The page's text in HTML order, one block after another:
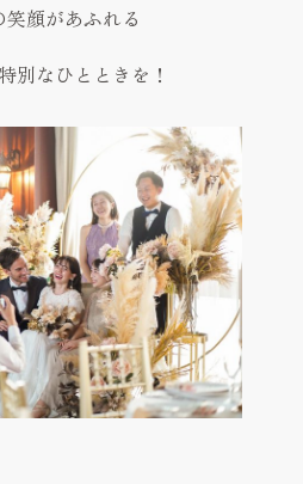
笑顔があふれる
別なひとときを！